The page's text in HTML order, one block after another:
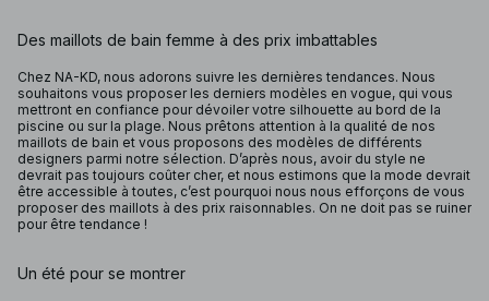
Des maillots de bain femme à des prix imbattables
Chez NA-KD, nous adorons suivre les dernières tendances. Nous
souhaitons vous proposer les derniers modèles en vogue, qui vous
mettront en confiance pour dévoiler votre silhouette au bord de la
piscine ou sur la plage. Nous prêtons attention à la qualité de nos
maillots de bain et vous proposons des modèles de différents
designers parmi notre sélection. D’après nous, avoir du style ne
devrait pas toujours coûter cher, et nous estimons que la mode devrait
être accessible à toutes, c’est pourquoi nous nous efforçons de vous
proposer des maillots à des prix raisonnables. On ne doit pas se ruiner
pour être tendance !
Un été pour se montrer